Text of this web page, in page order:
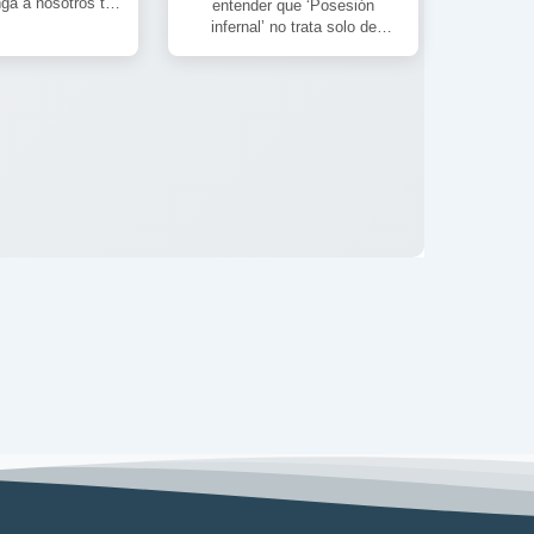
entender que ‘Posesión
infernal’ no trata solo de